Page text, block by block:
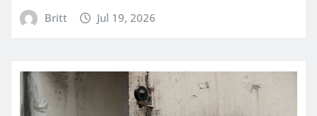
Britt Jul 19, 2026